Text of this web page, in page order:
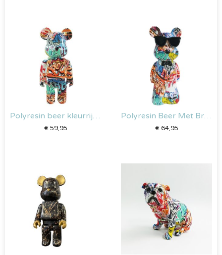
Polyresin beer kleurrijk – 35 cm
€59,95
Polyresin Beer Met Bril kleurrijk
€64,95